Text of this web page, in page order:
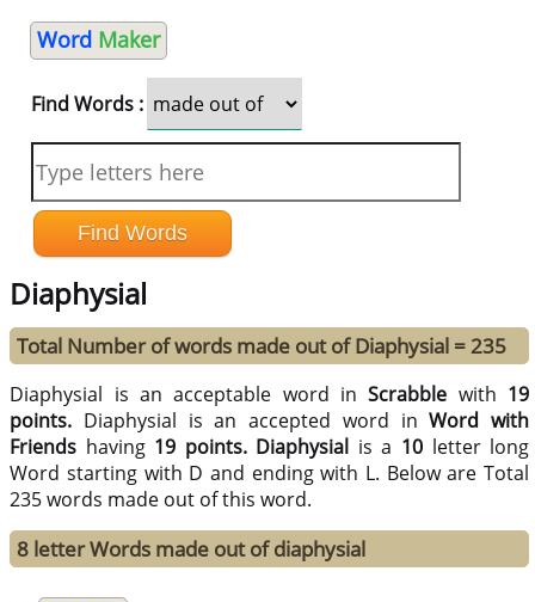
Word Maker
Find Words :
Diaphysial
Total Number of words made out of Diaphysial = 235
Diaphysial is an acceptable word inScrabble with 19
points. Diaphysial is an accepted word inWord with
Friends having 19 points. Diaphysial is a 10letter long
Word starting with D and ending with L. Below are Total
235 words made out of this word.
8 letter Words made out of diaphysial